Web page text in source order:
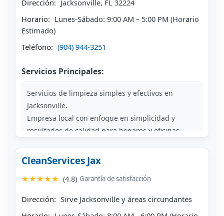
Dirección: Jacksonville, FL 32224
Horario: Lunes-Sábado: 9:00 AM – 5:00 PM (Horario
Estimado)
Teléfono: (904) 944-3251
Servicios Principales:
Servicios de limpieza simples y efectivos en
Jacksonville.
Empresa local con enfoque en simplicidad y
resultados de calidad para hogares y oficinas.
CleanServices Jax
★★★★★ (4.8) Garantía de satisfacción
Dirección: Sirve Jacksonville y áreas circundantes